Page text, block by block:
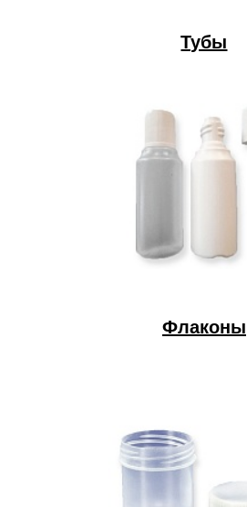
Тубы
Флаконы